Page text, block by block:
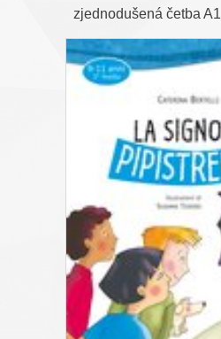
zjednodušená četba A1